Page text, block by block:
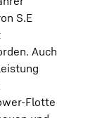
S.E
Auch
Flotte